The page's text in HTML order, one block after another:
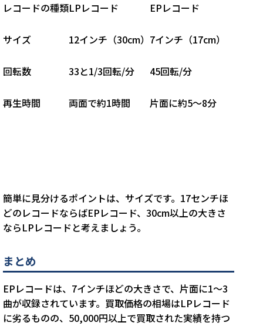
レコードの種類LPレコード EPレコード
サイズ 12インチ（30cm） 7インチ（17cm）
回転数 33と1/3回転/分 45回転/分
再生時間 両面で約1時間 片面に約5～8分
簡単に見分けるポイントは、サイズです。17センチほ
どのレコードならばEPレコード、30cm以上の大きさ
ならLPレコードと考えましょう。
まとめ
EPレコードは、7インチほどの大きさで、片面に1～3
曲が収録されています。買取価格の相場はLPレコード
に劣るものの、50,000円以上で買取された実績を持つ